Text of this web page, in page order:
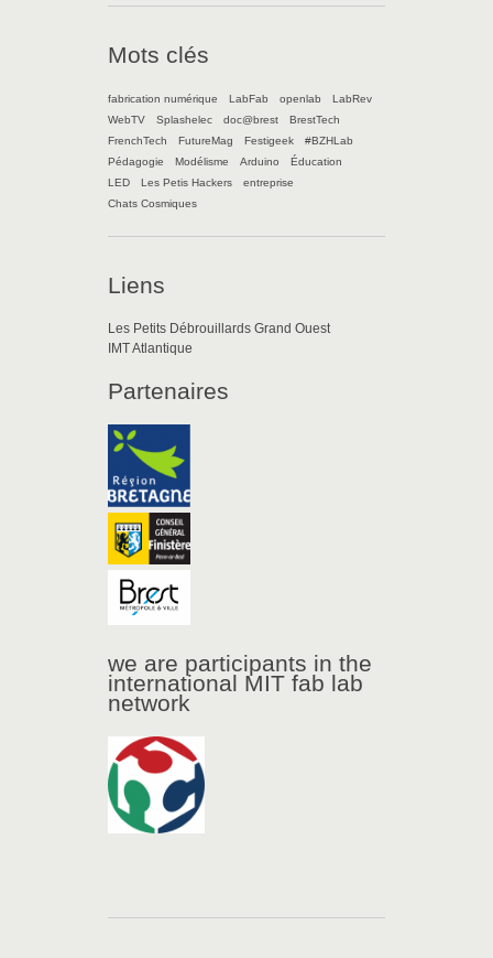
Mots clés
fabrication numérique LabFab openlab
LabRev
WebTV
Splashelec doc@brest
BrestTech
FrenchTech
FutureMag Festigeek
#BZHLab
Pédagogie
Modélisme Arduino
Éducation
LED
Les Petis Hackers
entreprise
Chats Cosmiques
Liens
Les Petits Débrouillards Grand Ouest
IMT Atlantique
Partenaires
we are participants in the
international MIT fab lab
network